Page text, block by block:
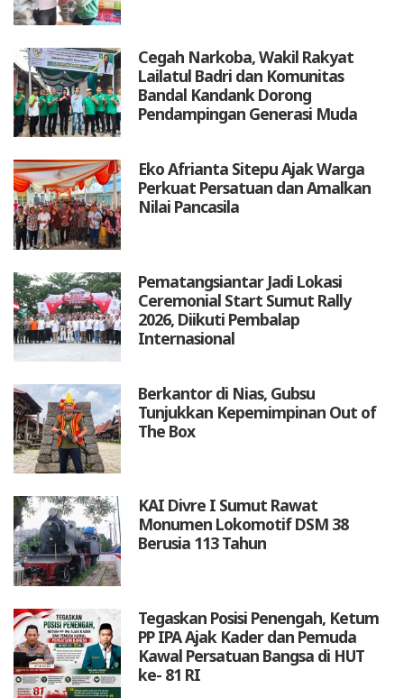
Cegah Narkoba, Wakil Rakyat
Lailatul Badri dan Komunitas
Bandal Kandank Dorong
Pendampingan Generasi Muda
Eko Afrianta Sitepu Ajak Warga
Perkuat Persatuan dan Amalkan
Nilai Pancasila
Pematangsiantar Jadi Lokasi
Ceremonial Start Sumut Rally
2026, Diikuti Pembalap
Internasional
Berkantor di Nias, Gubsu
Tunjukkan Kepemimpinan Out of
The Box
KAI Divre I Sumut Rawat
Monumen Lokomotif DSM 38
Berusia 113 Tahun
Tegaskan Posisi Penengah, Ketum
PP IPA Ajak Kader dan Pemuda
Kawal Persatuan Bangsa di HUT
ke- 81 RI